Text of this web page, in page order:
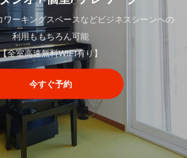
ワーキングスペースなどビジネスシーンへの
利用ももちろん可能
全室高速無料WIFI有り】
今すぐ予約